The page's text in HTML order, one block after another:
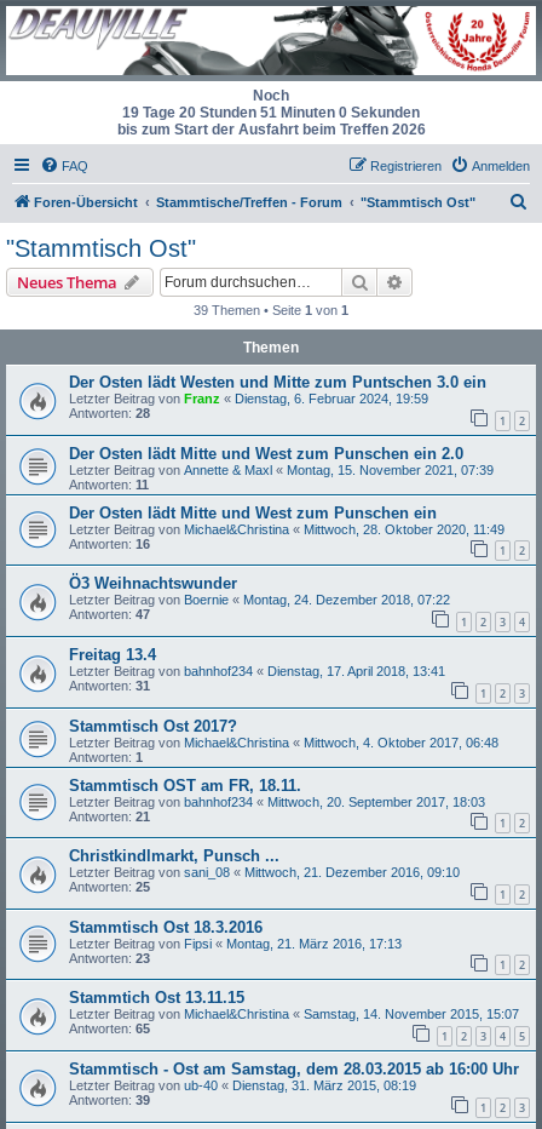
Noch
19 Tage 20 Stunden 50 Minuten 59 Sekunden
bis zum Start der Ausfahrt beim Treffen 2026
FAQ Anmelden
Registrieren
Foren-Übersicht Stammtische/Treffen - Forum "Stammtisch Ost"
"Stammtisch Ost"
Neues Thema Suche
39 Themen • Seite 1 von 1
Themen
Der Osten lädt Westen und Mitte zum Puntschen 3.0 ein
Letzter Beitrag von Franz « Dienstag, 6. Februar 2024, 19:59
Antworten: 28 1 2
Der Osten lädt Mitte und West zum Punschen ein 2.0
Letzter Beitrag von Annette & Maxl « Montag, 15. November 2021, 07:39
Antworten: 11
Der Osten lädt Mitte und West zum Punschen ein
Letzter Beitrag von Michael&Christina « Mittwoch, 28. Oktober 2020, 11:49
Antworten: 16 1 2
Ö3 Weihnachtswunder
Letzter Beitrag von Boernie « Montag, 24. Dezember 2018, 07:22
Antworten: 47 1 2 3 4
Freitag 13.4
Letzter Beitrag von bahnhof234 « Dienstag, 17. April 2018, 13:41
Antworten: 31 1 2 3
Stammtisch Ost 2017?
Letzter Beitrag von Michael&Christina « Mittwoch, 4. Oktober 2017, 06:48
Antworten: 1
Stammtisch OST am FR, 18.11.
Letzter Beitrag von bahnhof234 « Mittwoch, 20. September 2017, 18:03
Antworten: 21 1 2
Christkindlmarkt, Punsch ...
Letzter Beitrag von sani_08 « Mittwoch, 21. Dezember 2016, 09:10
Antworten: 25 1 2
Stammtisch Ost 18.3.2016
Letzter Beitrag von Fipsi « Montag, 21. März 2016, 17:13
Antworten: 23 1 2
Stammtich Ost 13.11.15
Letzter Beitrag von Michael&Christina « Samstag, 14. November 2015, 15:07
Antworten: 65 1 2 3 4 5
Stammtisch - Ost am Samstag, dem 28.03.2015 ab 16:00 Uhr
Letzter Beitrag von ub-40 « Dienstag, 31. März 2015, 08:19
Antworten: 39 1 2 3